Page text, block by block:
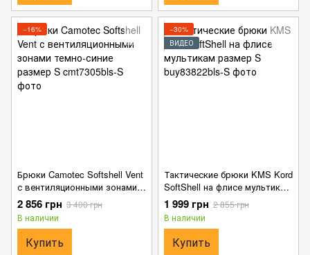
−16%
Брюки Camotec Softshell Vent
с вентиляционными зонами
темно-синие размер S
2 856 грн 3 400 грн
В наличии
Купить
−30%
ВИДЕО
Тактические брюки KMS Kord
SoftShell на флисе мультикам
размер S
1 999 грн 2 855 грн
В наличии
Купить